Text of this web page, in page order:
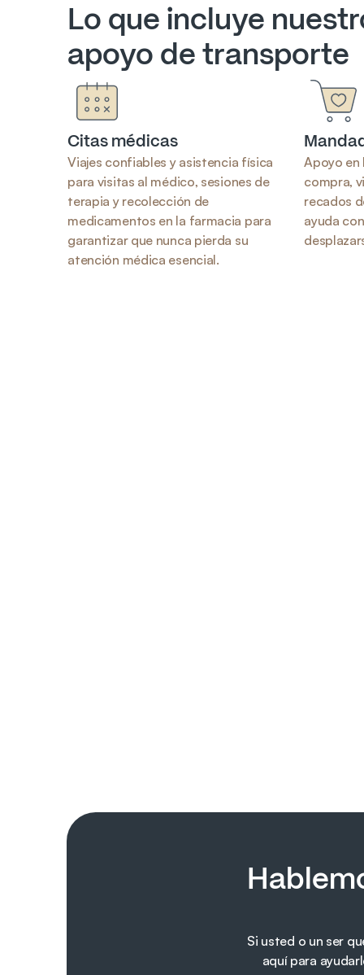
Lo que incluye
apoyo de transporte
Citas médicas
Viajes confiables y asistencia física
para visitas al médico, sesiones de
terapia y recolección de
medicamentos en la farmacia para
garantizar que nunca pierda su
atención médica esencial.
Apoyo en
compra,
recados
ayuda
Si usted o un ser
aquí para